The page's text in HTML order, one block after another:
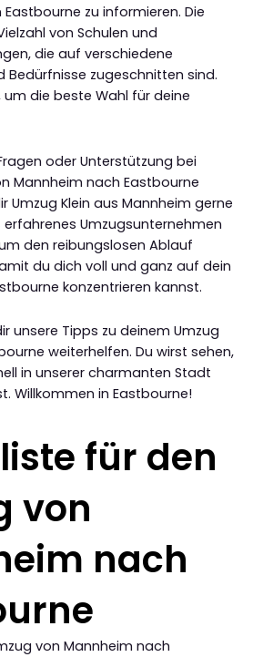
zu informieren. Die
von Schulen und
die auf verschiedene
Bedürfnisse zugeschnitten sind.
die beste Wahl für deine
oder Unterstützung bei
Mannheim nach Eastbourne
Umzug Klein aus Mannheim gerne
erfahrenes Umzugsunternehmen
den reibungslosen Ablauf
du dich voll und ganz auf dein
konzentrieren kannst.
unsere Tipps zu deinem Umzug
weiterhelfen. Du wirst sehen,
in unserer charmanten Stadt
Willkommen in Eastbourne!
für den
von
nach
von Mannheim nach